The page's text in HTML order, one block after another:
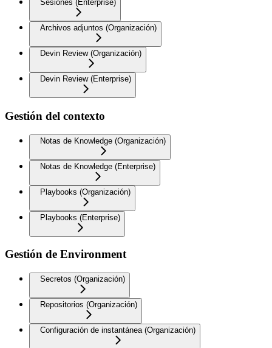
Sesiones (Enterprise)
Archivos adjuntos (Organización)
Devin Review (Organización)
Devin Review (Enterprise)
Gestión del contexto
Notas de Knowledge (Organización)
Notas de Knowledge (Enterprise)
Playbooks (Organización)
Playbooks (Enterprise)
Gestión de Environment
Secretos (Organización)
Repositorios (Organización)
Configuración de instantánea (Organización)